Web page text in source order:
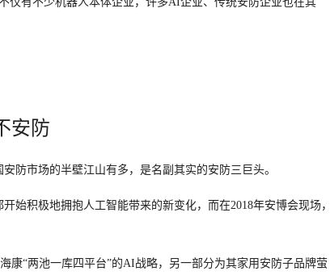
安防
防市场的半壁江山有多，是名副其实的安防三巨头。
始积极地拥抱人工智能带来的新变化，而在2018年安博会现场，
康“两池一库四平台”的AI战略，另一部分为其家用安防子品牌萤